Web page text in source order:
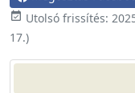
event_available Utolsó frissítés:
17.)